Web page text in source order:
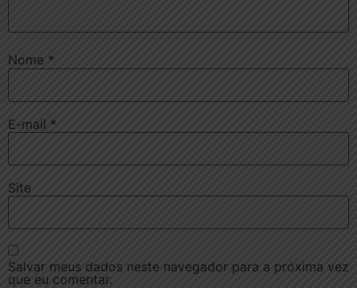
Nome *
E-mail *
Site
Salvar meus dados neste navegador para a próxima vez
que eu comentar.